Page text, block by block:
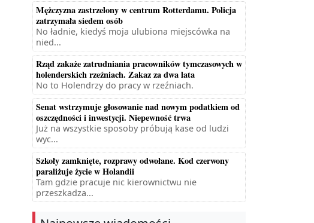
Mężczyzna zastrzelony w centrum Rotterdamu. Policja
zatrzymała siedem osób
No ładnie, kiedyś moja ulubiona miejscówka na
nied...
Rząd zakaże zatrudniania pracowników tymczasowych w
holenderskich rzeźniach. Zakaz za dwa lata
No to Holendrzy do pracy w rzeźniach.
Senat wstrzymuje głosowanie nad nowym podatkiem od
oszczędności i inwestycji. Niepewność trwa
Już na wszystkie sposoby próbują kase od ludzi
wyc...
Szkoły zamknięte, rozprawy odwołane. Kod czerwony
paraliżuje życie w Holandii
Tam gdzie pracuje nic kierownictwu nie
przeszkadza...